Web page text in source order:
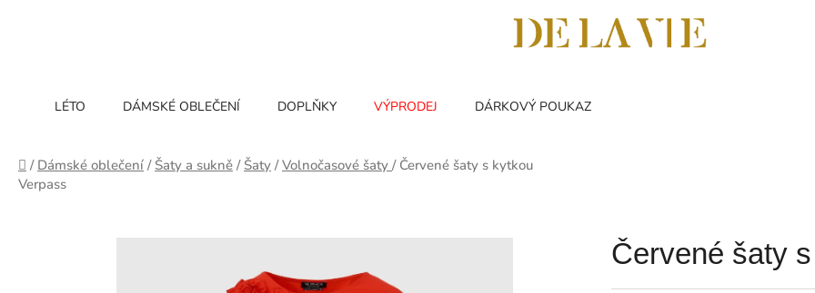
LÉTO DÁMSKÉ OBLEČENÍ DOPLŇKY VÝPRODEJ DÁRKOVÝ POUKAZ
Domů
/ Dámské oblečení / Šaty a sukně / Šaty / Volnočasové šaty / Červené šaty s kytkou
Verpass
Červené šaty